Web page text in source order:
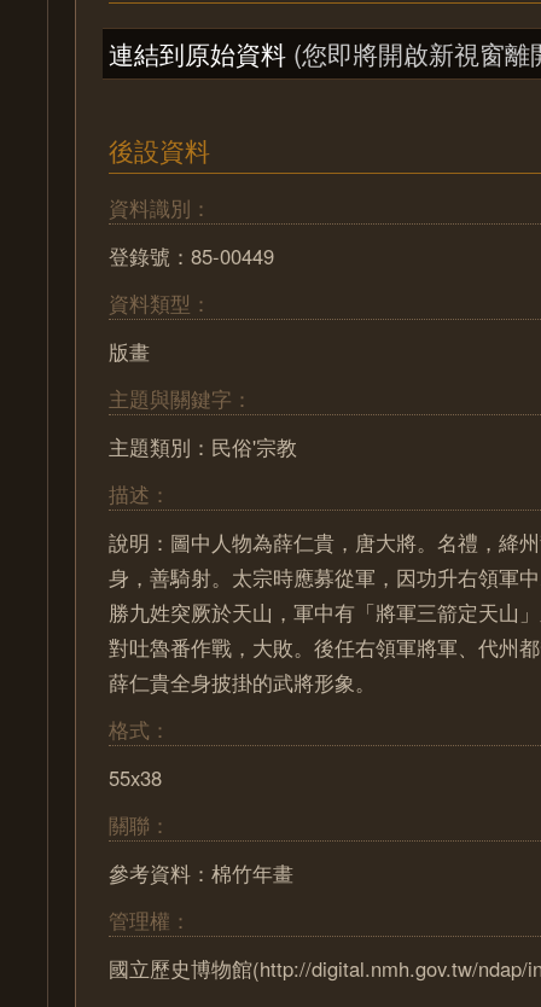
連結到原始資料 (您即將開啟新視窗離
後設資料
資料識別：
登錄號：85-00449
資料類型：
版畫
主題與關鍵字：
主題類別：民俗'宗教
描述：
說明：圖中人物為薛仁貴，唐大將。名禮，絳
身，善騎射。太宗時應募從軍，因功升右領軍
勝九姓突厥於天山，軍中有「將軍三箭定天山
對吐魯番作戰，大敗。後任右領軍將軍、代州
薛仁貴全身披掛的武將形象。
格式：
55x38
關聯：
參考資料：棉竹年畫
管理權：
國立歷史博物館(http://digital.nmh.gov.tw/ndap/